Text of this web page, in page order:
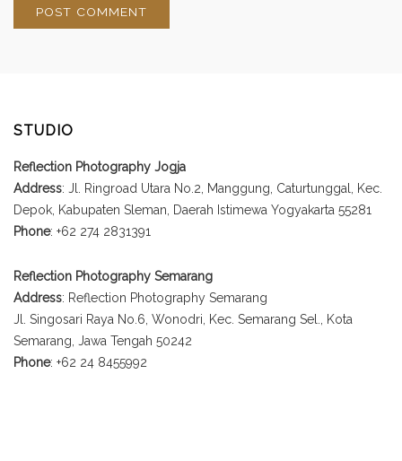
STUDIO
Reflection Photography Jogja
Address: Jl. Ringroad Utara No.2, Manggung, Caturtunggal, Kec.
Depok, Kabupaten Sleman, Daerah Istimewa Yogyakarta 55281
Phone: +62 274 2831391
Reflection Photography Semarang
Address: Reflection Photography Semarang
Jl. Singosari Raya No.6, Wonodri, Kec. Semarang Sel., Kota
Semarang, Jawa Tengah 50242
Phone: +62 24 8455992